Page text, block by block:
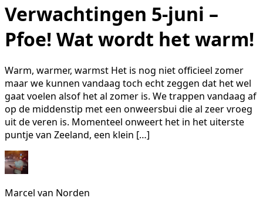
Verwachtingen 5-juni –
Pfoe! Wat wordt het warm!
Warm, warmer, warmst Het is nog niet officieel zomer
maar we kunnen vandaag toch echt zeggen dat het wel
gaat voelen alsof het al zomer is. We trappen vandaag af
op de middenstip met een onweersbui die al zeer vroeg
uit de veren is. Momenteel onweert het in het uiterste
puntje van Zeeland, een klein […]
Marcel van Norden